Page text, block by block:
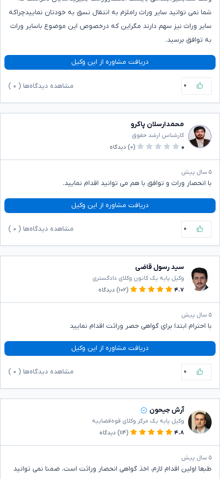
شما نمی توانید سایر وراث راملزم به انتقال نسق به خودتان نماییدچراکه
سایر وراث نیز سهم دارند مگراین که درخصوص این موضوع باسایر وراث
به توافق برسید.
دریافت مشاوره از این وکیل
۰ مشاهده دیدگاه‌ها ( ۰
محمدارسلان پاکرو
کارشناس ارشد حقوق
۰
(۰) دیدگاه
۵ سال پیش
با انحصار وراث و توافق با هم می توانید اقدام نمایید.
دریافت مشاوره از این وکیل
۰ مشاهده دیدگاه‌ها ( ۰
سید رسول قاضی
وکیل پایه یک کانون وکلای دادگستری
۴.۷
(۱۰۲) دیدگاه
۵ سال پیش
با احترام ابتدا برای گواهی حصر وراثت اقدام نمایید
دریافت مشاوره از این وکیل
۰ مشاهده دیدگاه‌ها ( ۰
آرش جیحون
وکیل پایه یک مرکز وکلای قوه‌قضاییه
۴.۸
(۱۱۴) دیدگاه
۵ سال پیش
طبعا اولین اقدام لازم، اخذ گواهی انحصار وراثت است. ضمنا نمی توانید